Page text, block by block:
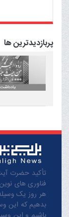
پربازدیدترین ها
تأکید حضرت
فناوری های
هر روز یک
بدهیم که این